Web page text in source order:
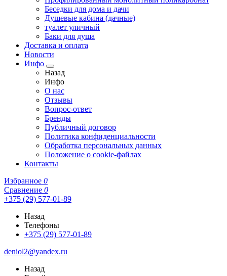
Беседки для дома и дачи
Душевые кабина (дачные)
туалет уличный
Баки для душа
Доставка и оплата
Новости
Инфо
Назад
Инфо
О нас
Отзывы
Вопрос-ответ
Бренды
Публичный договор
Политика конфиденциальности
Обработка персональных данных
Положение о cookie-файлах
Контакты
Избранное 0
Сравнение 0
+375 (29) 577-01-89
Назад
Телефоны
+375 (29) 577-01-89
deniol2@yandex.ru
Назад